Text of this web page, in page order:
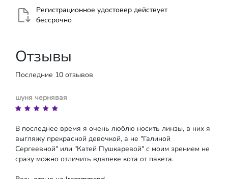
Регистрационное удостовер действует
бессрочно
Отзывы
Последние 10 отзывов
шуня чернявая
В последнее время я очень люблю носить линзы, в них я
выгляжу прекрасной девочкой, а не "Галиной
Сергеевной" или "Катей Пушкаревой" с моим зрением не
сразу можно отличить вдалеке кота от пакета.